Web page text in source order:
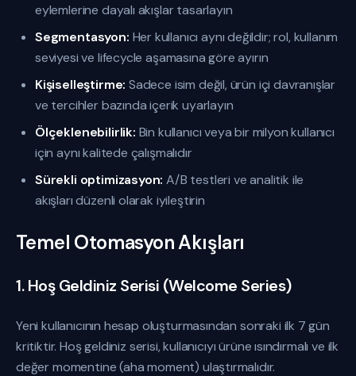
eylemlerine dayalı akışlar tasarlayın
Segmentasyon: Her kullanıcı aynı değildir; rol, kullanım
seviyesi ve lifecycle aşamasına göre ayırın
Kişiselleştirme: Sadece isim değil, ürün içi davranışlar
ve tercihler bazında içerik uyarlayın
Ölçeklenebilirlik: Bin kullanıcı veya bir milyon kullanıcı
için aynı kalitede çalışmalıdır
Sürekli optimizasyon: A/B testleri ve analitik ile
akışları düzenli olarak iyileştirin
Temel Otomasyon Akışları
1. Hoş Geldiniz Serisi (Welcome Series)
Yeni kullanıcının hesap oluşturmasından sonraki ilk 7 gün
kritiktir. Hoş geldiniz serisi, kullanıcıyı ürüne ısındırmalı ve ilk
değer momentine (aha moment) ulaştırmalıdır.